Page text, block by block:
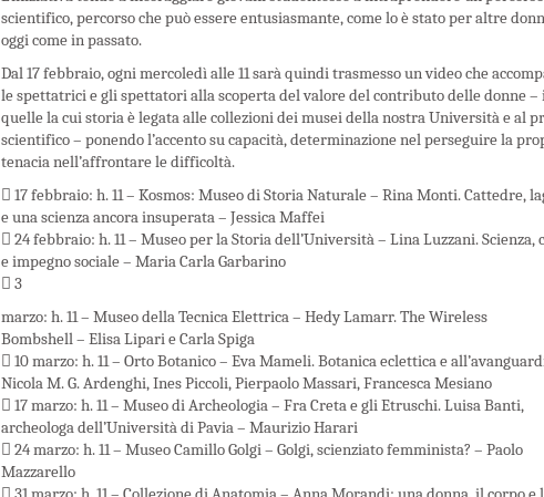
scientifico, percorso che può essere entusiasmante, come lo è stato per altre
oggi come in passato.
Dal 17 febbraio, ogni mercoledì alle 11 sarà quindi trasmesso un video che
le spettatrici e gli spettatori alla scoperta del valore del contributo delle donne
quelle la cui storia è legata alle collezioni dei musei della nostra Università e al
scientifico – ponendo l’accento su capacità, determinazione nel perseguire la
tenacia nell’affrontare le difficoltà.
 17 febbraio: h. 11 – Kosmos: Museo di Storia Naturale – Rina Monti. Cattedre,
e una scienza ancora insuperata – Jessica Maffei
 24 febbraio: h. 11 – Museo per la Storia dell’Università – Lina Luzzani. Scienza,
e impegno sociale – Maria Carla Garbarino
 3
marzo: h. 11 – Museo della Tecnica Elettrica – Hedy Lamarr. The Wireless
Bombshell – Elisa Lipari e Carla Spiga
 10 marzo: h. 11 – Orto Botanico – Eva Mameli. Botanica eclettica e
Nicola M. G. Ardenghi, Ines Piccoli, Pierpaolo Massari, Francesca Mesiano
 17 marzo: h. 11 – Museo di Archeologia – Fra Creta e gli Etruschi. Luisa Banti,
archeologa dell’Università di Pavia – Maurizio Harari
 24 marzo: h. 11 – Museo Camillo Golgi – Golgi, scienziato femminista? – Paolo
Mazzarello